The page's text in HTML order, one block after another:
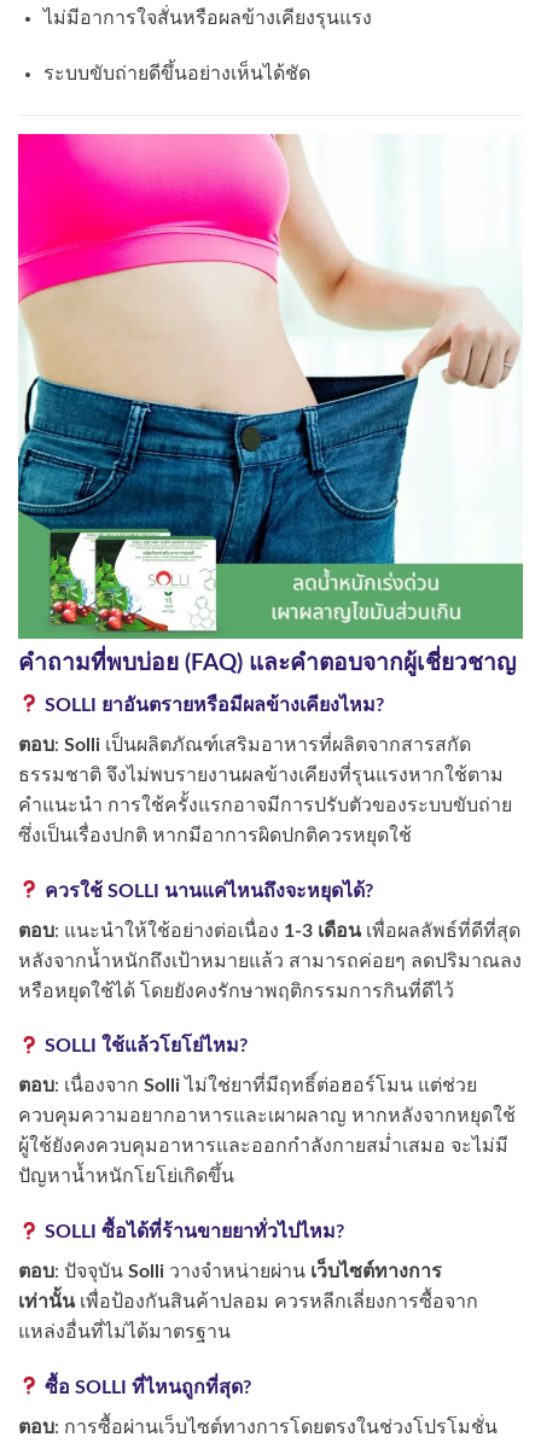
ไม่มีอาการใจสั่นหรือผลข้างเคียงรุนแรง
ระบบขับถ่ายดีขึ้นอย่างเห็นได้ชัด
คำถามที่พบบ่อย (FAQ) และคำตอบจากผู้เชี่ยวชาญ
SOLLI ยาอันตรายหรือมีผลข้างเคียงไหม?
ตอบ: Solli เป็นผลิตภัณฑ์เสริมอาหารที่ผลิตจากสารสกัด
ธรรมชาติ จึงไม่พบรายงานผลข้างเคียงที่รุนแรงหากใช้ตาม
คำแนะนำ การใช้ครั้งแรกอาจมีการปรับตัวของระบบขับถ่าย
ซึ่งเป็นเรื่องปกติ หากมีอาการผิดปกติควรหยุดใช้
ควรใช้ SOLLI นานแค่ไหนถึงจะหยุดได้?
ตอบ: แนะนำให้ใช้อย่างต่อเนื่อง 1-3 เดือนเพื่อผลลัพธ์ที่ดีที่สุด
หลังจากน้ำหนักถึงเป้าหมายแล้ว สามารถค่อยๆ ลดปริมาณลง
หรือหยุดใช้ได้ โดยยังคงรักษาพฤติกรรมการกินที่ดีไว้
SOLLI ใช้แล้วโยโย่ไหม?
ตอบ: เนื่องจาก Solli ไม่ใช่ยาที่มีฤทธิ์ต่อฮอร์โมน แต่ช่วย
ควบคุมความอยากอาหารและเผาผลาญ หากหลังจากหยุดใช้
ผู้ใช้ยังคงควบคุมอาหารและออกกำลังกายสม่ำเสมอ จะไม่มี
ปัญหาน้ำหนักโยโย่เกิดขึ้น
SOLLI ซื้อได้ที่ร้านขายยาทั่วไปไหม?
ตอบ: ปัจจุบัน Solli วางจำหน่ายผ่าน เว็บไซต์ทางการ
เท่านั้นเพื่อป้องกันสินค้าปลอม ควรหลีกเลี่ยงการซื้อจาก
แหล่งอื่นที่ไม่ได้มาตรฐาน
ซื้อ SOLLI ที่ไหนถูกที่สุด?
ตอบ: การซื้อผ่านเว็บไซต์ทางการโดยตรงในช่วงโปรโมชั่น